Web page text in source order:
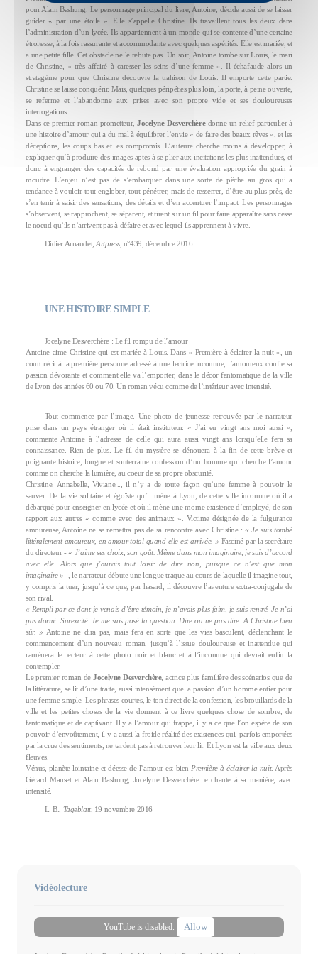
pour Alain Bashung. Le personnage principal du livre, Antoine, décide aussi de se laisser
guider « par une étoile ». Elle s’appelle Christine. Ils travaillent tous les deux dans
l’administration d’un lycée. Ils appartiennent à un monde qui se contente d’une certaine
étroitesse, à la fois rassurante et accommodante avec quelques aspérités. Elle est mariée, et
a une petite fille. Cet obstacle ne le rebute pas. Un soir, Antoine tombe sur Louis, le mari
de Christine, « très affairé à caresser les seins d’une femme ». Il échafaude alors un
stratagème pour que Christine découvre la trahison de Louis. Il emporte cette partie.
Christine se laisse conquérir. Mais, quelques péripéties plus loin, la porte, à peine ouverte,
se referme et l’abandonne aux prises avec son propre vide et ses douloureuses
interrogations.
Dans ce premier roman prometteur,Jocelyne Desverchèredonne un relief particulier à
une histoire d’amour qui a du mal à équilibrer l’envie « de faire des beaux rêves », et les
déceptions, les coups bas et les compromis. L’auteure cherche moins à développer, à
expliquer qu’à produire des images aptes à se plier aux incitations les plus inattendues, et
donc à engranger des capacités de rebond par une évaluation appropriée du grain à
moudre. L’enjeu n’est pas de s’embarquer dans une sorte de pêche au gros qui a
tendance à vouloir tout englober, tout pénétrer, mais de resserrer, d’être au plus près, de
s’en tenir à saisir des sensations, des détails et d’en accentuer l’impact. Les personnages
s’observent, se rapprochent, se séparent, et tirent sur un fil pour faire apparaître sans cesse
le noeud qu’ils n’arrivent pas à défaire et avec lequel ils apprennent à vivre.
Didier Arnaudet,Artpress, n°439, décembre 2016
UNE HISTOIRE SIMPLE
Jocelyne Desverchère : Le fil rompu de l’amour
Antoine aime Christine qui est mariée à Louis. Dans « Première à éclairer la nuit », un
court récit à la première personne adressé à une lectrice inconnue, l’amoureux confie sa
passion dévorante et comment elle va l’emporter, dans le décor fantomatique de la ville
de Lyon des années 60 ou 70. Un roman vécu comme de l’intérieur avec intensité.
Tout commence par l’image. Une photo de jeunesse retrouvée par le narrateur
prise dans un pays étranger où il était instituteur. « J’ai eu vingt ans moi aussi »,
commente Antoine à l’adresse de celle qui aura aussi vingt ans lorsqu’elle fera sa
connaissance. Rien de plus. Le fil du mystère se dénouera à la fin de cette brève et
poignante histoire, longue et souterraine confession d’un homme qui cherche l’amour
comme on cherche la lumière, au coeur de sa propre obscurité.
Christine, Annabelle, Viviane..., il n’y a de toute façon qu’une femme à pouvoir le
sauver. De la vie solitaire et égoïste qu’il mène à Lyon, de cette ville inconnue où il a
débarqué pour enseigner en lycée et où il mène une morne existence d’employé, de son
rapport aux autres « comme avec des animaux ». Victime désignée de la fulgurance
amoureuse, Antoine ne se remettra pas de sa rencontre avec Christine :« Je suis tombé
littéralement amoureux, en amour total quand elle est arrivée. » Fasciné par la secrétaire
du directeur - « J’aime ses choix, son goût. Même dans mon imaginaire, je suis d’accord
avec elle. Alors que j’aurais tout loisir de dire non, puisque ce n’est que mon
imaginaire » -, le narrateur débute une longue traque au cours de laquelle il imagine tout,
y compris la tuer, jusqu’à ce que, par hasard, il découvre l’aventure extra-conjugale de
son rival.
« Rempli par ce dont je venais d’être témoin, je n’avais plus faim, je suis rentré. Je n’ai
pas dormi. Surexcité. Je me suis posé la question. Dire ou ne pas dire. A Christine bien
sûr. » Antoine ne dira pas, mais fera en sorte que les vies basculent, déclenchant le
commencement d’un nouveau roman, jusqu’à l’issue douloureuse et inattendue qui
ramènera le lecteur à cette photo noir et blanc et à l’inconnue qui devrait enfin la
contempler.
Le premier roman deJocelyne Desverchère, actrice plus familière des scénarios que de
la littérature, se lit d’une traite, aussi intensément que la passion d’un homme entier pour
une femme simple. Les phrases courtes, le ton direct de la confession, les brouillards de la
ville et les petites choses de la vie donnent à ce livre quelques chose de sombre, de
fantomatique et de captivant. Il y a l’amour qui frappe, il y a ce que l’on espère de son
pouvoir d’envoûtement, il y a aussi la froide réalité des existences qui, parfois emportées
par la crue des sentiments, ne tardent pas à retrouver leur lit. Et Lyon est la ville aux deux
fleuves.
Vénus, planète lointaine et déesse de l’amour est bien Première à éclairer la nuit. Après
Gérard Manset et Alain Bashung, Jocelyne Desverchère le chante à sa manière, avec
intensité.
L. B., Tageblatt, 19 novembre 2016
Vidéolecture
YouTube is disabled. Allow